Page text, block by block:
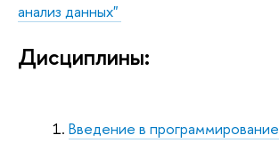
анализ данных"
Дисциплины:
Введение в программирование